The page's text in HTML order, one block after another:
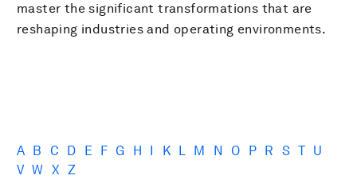
master the significant transformations that are
reshaping industries and operating environments.
A B C D E F G H I K L M N O P R S T U
V W X Z